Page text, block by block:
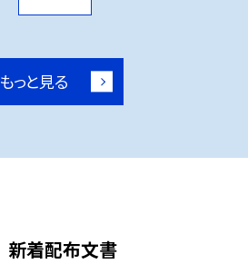
もっと見る
新着配布文書